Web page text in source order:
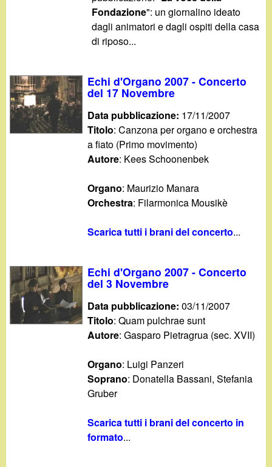
Fondazione": un giornalino ideato
dagli animatori e dagli ospiti della casa
di riposo...
Echi d'Organo 2007 - Concerto
del 17 Novembre
Data pubblicazione: 17/11/2007
Titolo: Canzona per organo e orchestra
a fiato (Primo movimento)
Autore: Kees Schoonenbek
Organo: Maurizio Manara
Orchestra: Filarmonica Mousikè
Scarica tutti i brani del concerto...
Echi d'Organo 2007 - Concerto
del 3 Novembre
Data pubblicazione:03/11/2007
Titolo: Quam pulchrae sunt
Autore: Gasparo Pietragrua (sec. XVII)
Organo: Luigi Panzeri
Soprano: Donatella Bassani, Stefania
Gruber
Scarica tutti i brani del concerto in
formato...